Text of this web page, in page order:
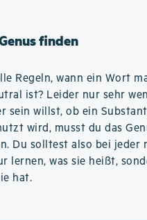
finden
Regeln, wann ein Wort
ist? Leider nur sehr
sein willst, ob ein
wird, musst du das
Du solltest also bei jeder
lernen, was sie heißt,
hat.